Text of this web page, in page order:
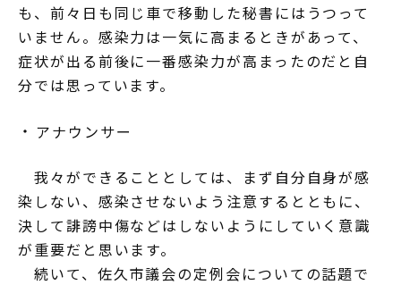
も、前々日も同じ車で移動した秘書にはうつって
いません。感染力は一気に高まるときがあって、
症状が出る前後に一番感染力が高まったのだと自
分では思っています。
アナウンサー
我々ができることとしては、まず自分自身が感
染しない、感染させないよう注意するとともに、
決して誹謗中傷などはしないようにしていく意識
が重要だと思います。
続いて、佐久市議会の定例会についての話題で